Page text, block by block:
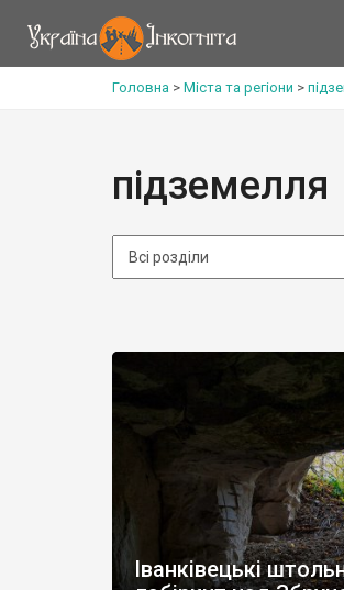
Головна > Міста та регіони >
підземелля
Іванківецькі